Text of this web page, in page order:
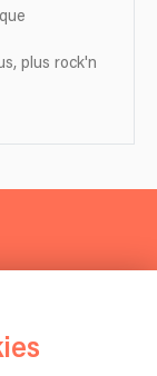
En 2017, c'est avec des idées plein la tête que